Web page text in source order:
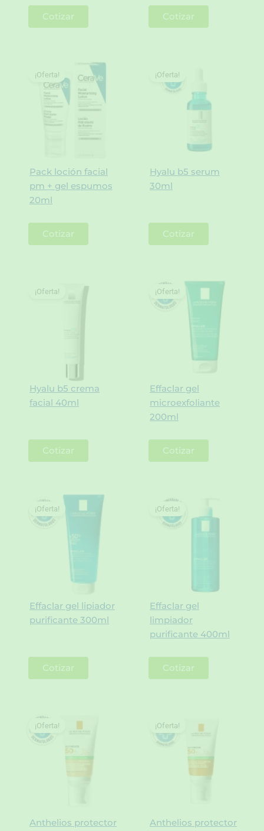
Cotizar Cotizar
Pack loción facial
pm + gel espumos
20ml
¡Oferta!
Cotizar
Hyalu b5 serum
30ml
¡Oferta!
Cotizar
Hyalu b5 crema
facial 40ml
¡Oferta!
Cotizar
Effaclar gel
microexfoliante
200ml
¡Oferta!
Cotizar
Effaclar gel lipiador
purificante 300ml
¡Oferta!
Cotizar
Effaclar gel
limpiador
purificante 400ml
¡Oferta!
Cotizar
Anthelios protector
¡Oferta!
Anthelios protector
¡Oferta!